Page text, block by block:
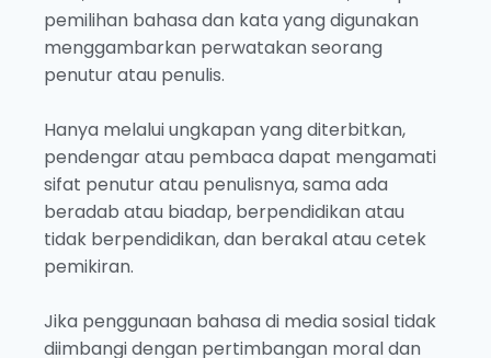
pemilihan bahasa dan kata yang digunakan
menggambarkan perwatakan seorang
penutur atau penulis.
Hanya melalui ungkapan yang diterbitkan,
pendengar atau pembaca dapat mengamati
sifat penutur atau penulisnya, sama ada
beradab atau biadap, berpendidikan atau
tidak berpendidikan, dan berakal atau cetek
pemikiran.
Jika penggunaan bahasa di media sosial tidak
diimbangi dengan pertimbangan moral dan